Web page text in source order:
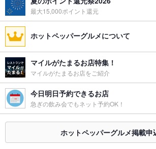
最大15,000ポイント還元
ホットペッパーグルメについて
マイルがたまるお店特集！
マイルがたまるお店をご紹介
今日明日予約できるお店
急ぎの飲み会でもネット予約OK！
ホットペッパーグルメ掲載申